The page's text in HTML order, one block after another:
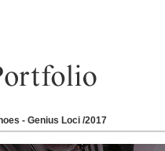
- Genius Loci /2017